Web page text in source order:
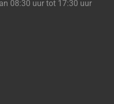
08:30 uur tot 17:30 uur